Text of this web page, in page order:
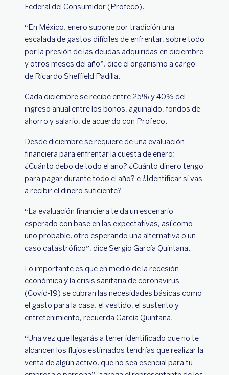
Federal del Consumidor (Profeco).
“En México, enero supone por tradición una
escalada de gastos difíciles de enfrentar, sobre todo
por la presión de las deudas adquiridas en diciembre
y otros meses del año”, dice el organismo a cargo
de Ricardo Sheffield Padilla.
Cada diciembre se recibe entre 25% y 40% del
ingreso anual entre los bonos, aguinaldo, fondos de
ahorro y salario, de acuerdo con Profeco.
Desde diciembre se requiere de una evaluación
financiera para enfrentar la cuesta de enero:
¿Cuánto debo de todo el año? ¿Cuánto dinero tengo
para pagar durante todo el año? e ¿Identificar si vas
a recibir el dinero suficiente?
“La evaluación financiera te da un escenario
esperado con base en las expectativas, así como
uno probable, otro esperando una alternativa o un
caso catastrófico”, dice Sergio García Quintana.
Lo importante es que en medio de la recesión
económica y la crisis sanitaria de coronavirus
(Covid-19) se cubran las necesidades básicas como
el gasto para la casa, el vestido, el sustento y
entretenimiento, recuerda García Quintana.
“Una vez que llegarás a tener identificado que no te
alcancen los flujos estimados tendrías que realizar la
venta de algún activo, que no sea esencial para tu